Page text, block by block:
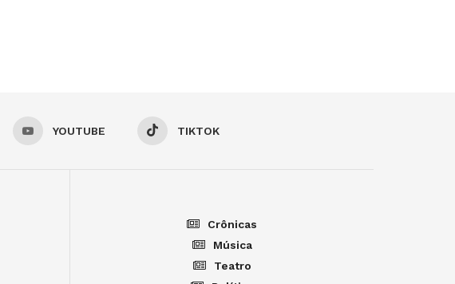
YOUTUBE TIKTOK
Crônicas
Música
Teatro